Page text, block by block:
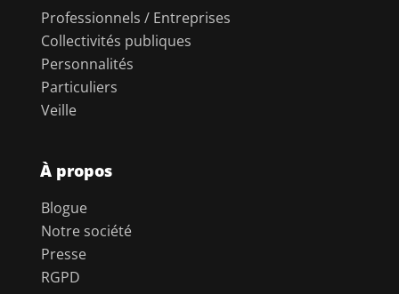
Professionnels / Entreprises
Collectivités publiques
Personnalités
Particuliers
Veille
À propos
Blogue
Notre société
Presse
RGPD